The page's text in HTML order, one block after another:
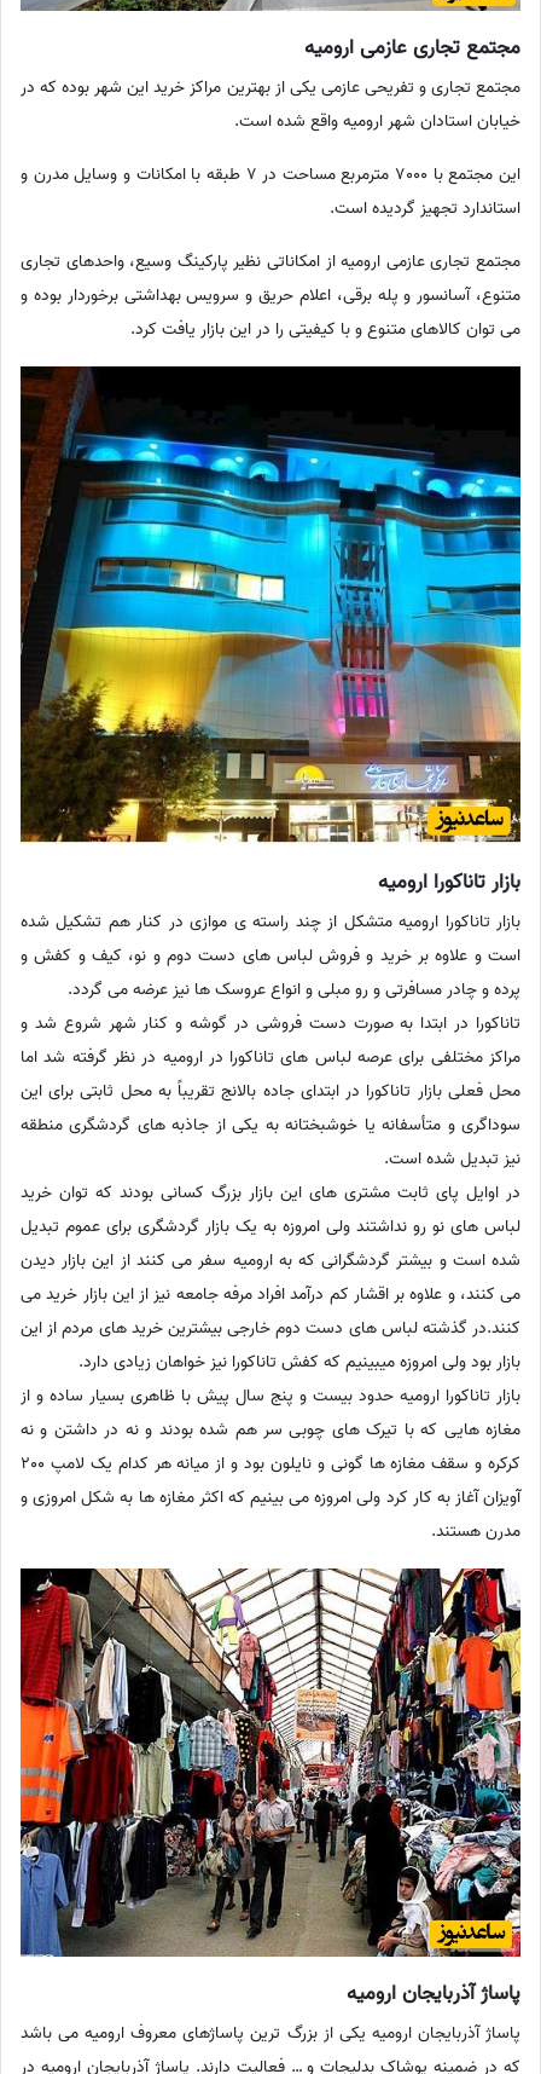
مجتمع تجاری عازمی ارومیه
مجتمع تجاری و تفریحی عازمی یکی از بهترین مراکز خرید این شهر بوده که در
خیابان استادان شهر ارومیه واقع شده است.
این مجتمع با 7000 مترمربع مساحت در 7 طبقه با امکانات و وسایل مدرن و
استاندارد تجهیز گردیده است.
مجتمع تجاری عازمی ارومیه از امکاناتی نظیر پارکینگ وسیع، واحدهای تجاری
متنوع، آسانسور و پله برقی، اعلام حریق و سرویس بهداشتی برخوردار بوده و
می توان کالاهای متنوع و با کیفیتی را در این بازار یافت کرد.
بازار تاناکورا ارومیه
بازار تاناکورا ارومیه متشکل از چند راسته ی موازی در کنار هم تشکیل شده
است و علاوه بر خرید و فروش لباس های دست دوم و نو، کیف و کفش و
پرده و چادر مسافرتی و رو مبلی و انواع عروسک ها نیز عرضه می گردد.
تاناکورا در ابتدا به صورت دست فروشی در گوشه و کنار شهر شروع شد و
مراکز مختلفی برای عرصه لباس های تاناکورا در ارومیه در نظر گرفته شد اما
محل فعلی بازار تاناکورا در ابتدای جاده بالانج تقریباً به محل ثابتی برای این
سوداگری و متأسفانه یا خوشبختانه به یکی از جاذبه های گردشگری منطقه
نیز تبدیل شده است.
در اوایل پای ثابت مشتری های این بازار بزرگ کسانی بودند که توان خرید
لباس های نو رو نداشتند ولی امروزه به یک بازار گردشگری برای عموم تبدیل
شده است و بیشتر گردشگرانی که به ارومیه سفر می کنند از این بازار دیدن
می کنند، و علاوه بر اقشار کم درآمد افراد مرفه جامعه نیز از این بازار خرید می
کنند.در گذشته لباس های دست دوم خارجی بیشترین خرید های مردم از این
بازار بود ولی امروزه میبینیم که کفش تاناکورا نیز خواهان زیادی دارد.
بازار تاناکورا ارومیه حدود بیست و پنج سال پیش با ظاهری بسیار ساده و از
مغازه هایی که با تیرک های چوبی سر هم شده بودند و نه در داشتن و نه
کرکره و سقف مغازه ها گونی و نایلون بود و از میانه هر کدام یک لامپ 200
آویزان آغاز به کار کرد ولی امروزه می بینیم که اکثر مغازه ها به شکل امروزی و
مدرن هستند.
پاساژ آذربایجان ارومیه
پاساژ آذربایجان ارومیه یکی از بزرگ ترین پاساژهای معروف ارومیه می باشد
که در ضمینه پوشاک بدلیجات و … فعالیت دارند. پاساژ آذربایجان ارومیه در